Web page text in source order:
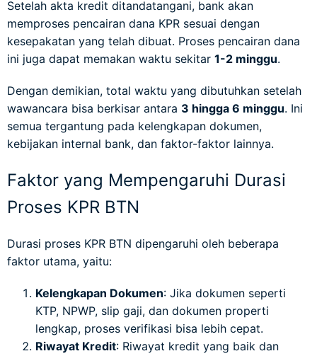
Setelah akta kredit ditandatangani, bank akan
memproses pencairan dana KPR sesuai dengan
kesepakatan yang telah dibuat. Proses pencairan dana
ini juga dapat memakan waktu sekitar 1-2 minggu.
Dengan demikian, total waktu yang dibutuhkan setelah
wawancara bisa berkisar antara 3 hingga 6 minggu. Ini
semua tergantung pada kelengkapan dokumen,
kebijakan internal bank, dan faktor-faktor lainnya.
Faktor yang Mempengaruhi Durasi
Proses KPR BTN
Durasi proses KPR BTN dipengaruhi oleh beberapa
faktor utama, yaitu:
Kelengkapan Dokumen: Jika dokumen seperti
KTP, NPWP, slip gaji, dan dokumen properti
lengkap, proses verifikasi bisa lebih cepat.
Riwayat Kredit: Riwayat kredit yang baik dan